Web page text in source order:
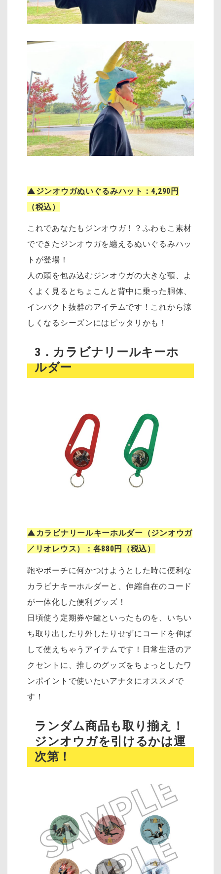
▲ジンオウガぬいぐるみハット：4,290円
（税込）
これであなたもジンオウガ！？ふわもこ素材
でできたジンオウガを纏えるぬいぐるみハッ
トが登場！
人の頭を包み込むジンオウガの大きな顎、よ
くよく見るとちょこんと背中に乗った胴体、
インパクト抜群のアイテムです！これから涼
しくなるシーズンにはピッタリかも！
3．カラビナリールキーホ
ルダー
▲カラビナリールキーホルダー（ジンオウガ
／リオレウス）：各880円（税込）
鞄やポーチに何かつけようとした時に便利な
カラビナキーホルダーと、伸縮自在のコード
が一体化した便利グッズ！
日頃使う定期券や鍵といったものを、いちい
ち取り出したり外したりせずにコードを伸ば
して使えちゃうアイテムです！日常生活のア
クセントに、推しのグッズをちょっとしたワ
ンポイントで使いたいアナタにオススメで
す！
ランダム商品も取り揃え！
ジンオウガを引けるかは運
次第！